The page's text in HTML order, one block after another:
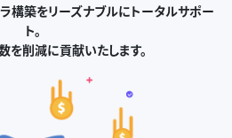
構築をリーズナブルにトータルサポー
ト。
を削減に貢献いたします。